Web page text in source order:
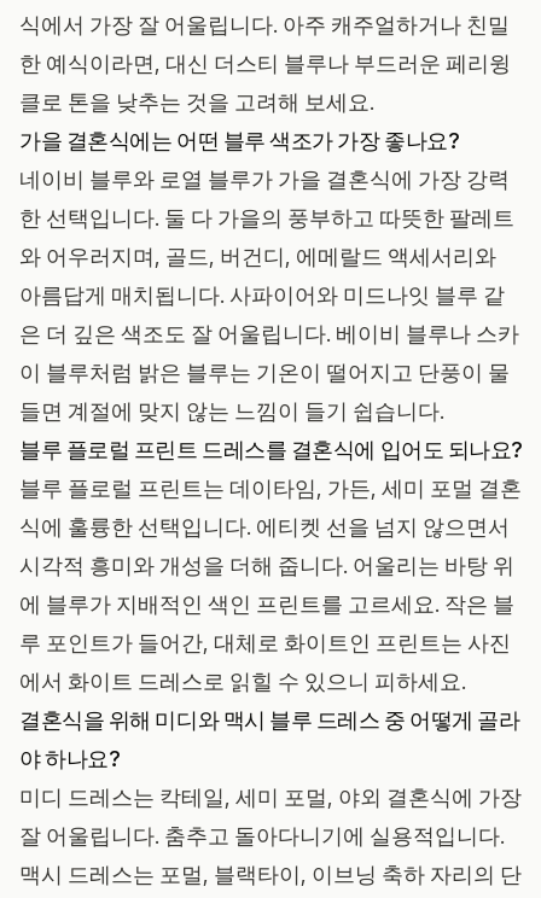
식에서 가장 잘 어울립니다. 아주 캐주얼하거나 친밀
한 예식이라면, 대신 더스티 블루나 부드러운 페리윙
클로 톤을 낮추는 것을 고려해 보세요.
가을 결혼식에는 어떤 블루 색조가 가장 좋나요?
네이비 블루와 로열 블루가 가을 결혼식에 가장 강력
한 선택입니다. 둘 다 가을의 풍부하고 따뜻한 팔레트
와 어우러지며, 골드, 버건디, 에메랄드 액세서리와
아름답게 매치됩니다. 사파이어와 미드나잇 블루 같
은 더 깊은 색조도 잘 어울립니다. 베이비 블루나 스카
이 블루처럼 밝은 블루는 기온이 떨어지고 단풍이 물
들면 계절에 맞지 않는 느낌이 들기 쉽습니다.
블루 플로럴 프린트 드레스를 결혼식에 입어도 되나요?
블루 플로럴 프린트는 데이타임, 가든, 세미 포멀 결혼
식에 훌륭한 선택입니다. 에티켓 선을 넘지 않으면서
시각적 흥미와 개성을 더해 줍니다. 어울리는 바탕 위
에 블루가 지배적인 색인 프린트를 고르세요. 작은 블
루 포인트가 들어간, 대체로 화이트인 프린트는 사진
에서 화이트 드레스로 읽힐 수 있으니 피하세요.
결혼식을 위해 미디와 맥시 블루 드레스 중 어떻게 골라
야 하나요?
미디 드레스는 칵테일, 세미 포멀, 야외 결혼식에 가장
잘 어울립니다. 춤추고 돌아다니기에 실용적입니다.
맥시 드레스는 포멀, 블랙타이, 이브닝 축하 자리의 단